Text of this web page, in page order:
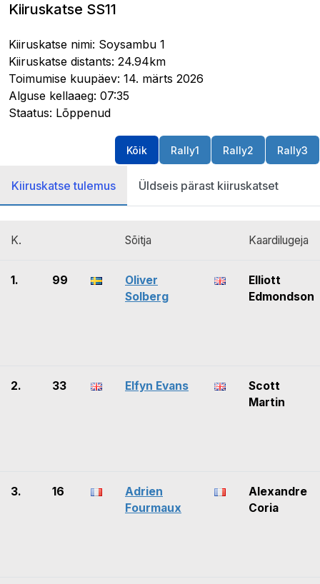
Kiiruskatse SS11
Kiiruskatse nimi: Soysambu 1
Kiiruskatse distants: 24.94km
Toimumise kuupäev: 14. märts 2026
Alguse kellaaeg: 07:35
Staatus: Lõppenud
Kõik Rally1 Rally2 Rally3
Kiiruskatse tulemus Üldseis pärast kiiruskatset
K. Sõitja Kaardilugeja
1. 99
Oliver
Solberg
Elliott
Edmondson
2. 33 Elfyn Evans
Scott
Martin
3. 16
Adrien
Fourmaux
Alexandre
Coria